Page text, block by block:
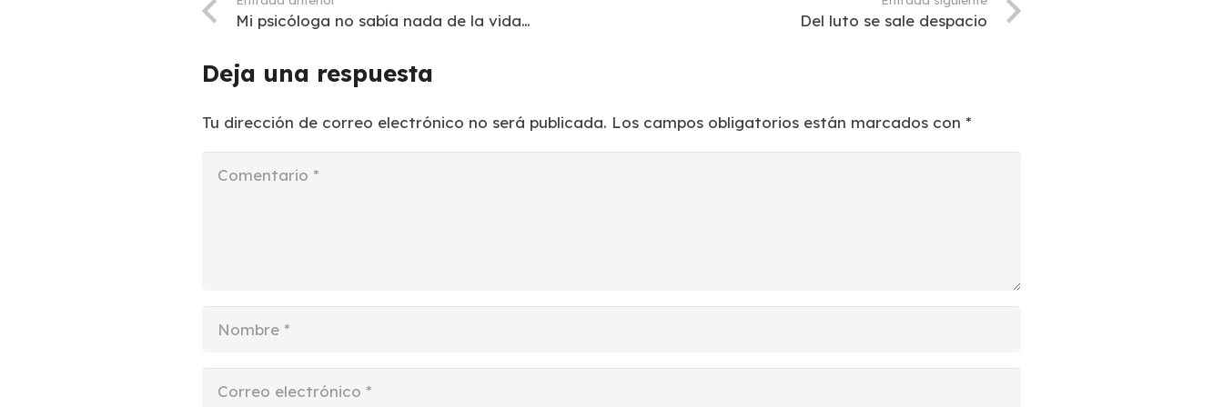
Mi psicóloga no sabía nada de la vida… Del luto se sale despacio
Deja una respuesta
Tu dirección de correo electrónico no será publicada. Los campos obligatorios están marcados con *